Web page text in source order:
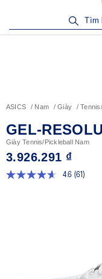
Tìm
ASICS Nam Giày
GEL-
Giày Tennis/Pickleball Nam
3.926.291 ₫
4.6 Đọc
(61)